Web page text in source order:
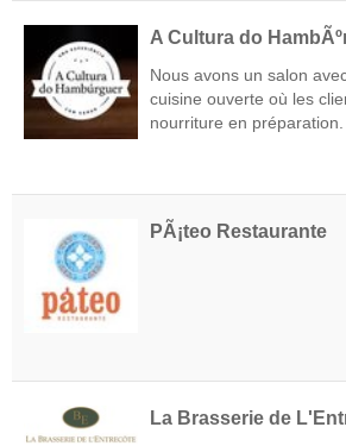
A Cultura do
Nous avons un salon
cuisine ouverte où les
nourriture en préparation.
PÃ¡teo Restaurante
La Brasserie de